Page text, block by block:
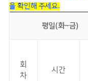
을 확인해 주세요.
평일(화~금)
회
차
시간